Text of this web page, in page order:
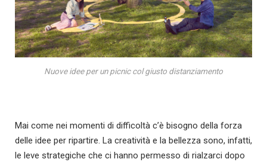
Nuove idee per un picnic col giusto distanziamento
Mai come nei momenti di difficoltà c’è bisogno della forza
delle idee per ripartire. La creatività e la bellezza sono, infatti,
le leve strategiche che ci hanno permesso di rialzarci dopo